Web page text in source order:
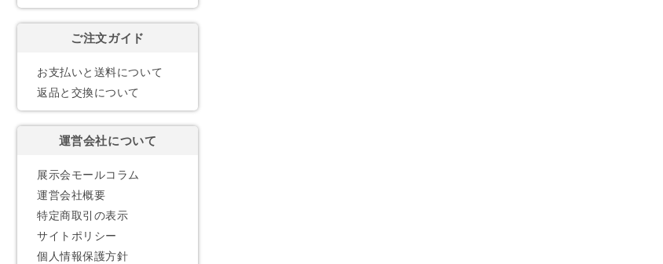
ご注文ガイド
お支払いと送料について
返品と交換について
運営会社について
展示会モールコラム
運営会社概要
特定商取引の表示
サイトポリシー
個人情報保護方針